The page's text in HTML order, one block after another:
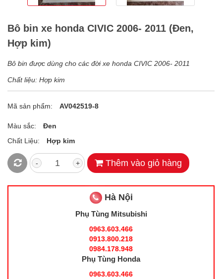
Bô bin xe honda CIVIC 2006- 2011 (Đen,
Hợp kim)
Bô bin được dùng cho các đời xe honda CIVIC 2006- 2011
Chất liệu: Hợp kim
Mã sản phẩm: AV042519-8
Màu sắc:
Đen
Chất Liệu:
Hợp kim
- + Thêm vào giỏ hàng
Hà Nội
Phụ Tùng Mitsubishi
0963.603.466
0913.800.218
0984.178.948
Phụ Tùng Honda
0963.603.466